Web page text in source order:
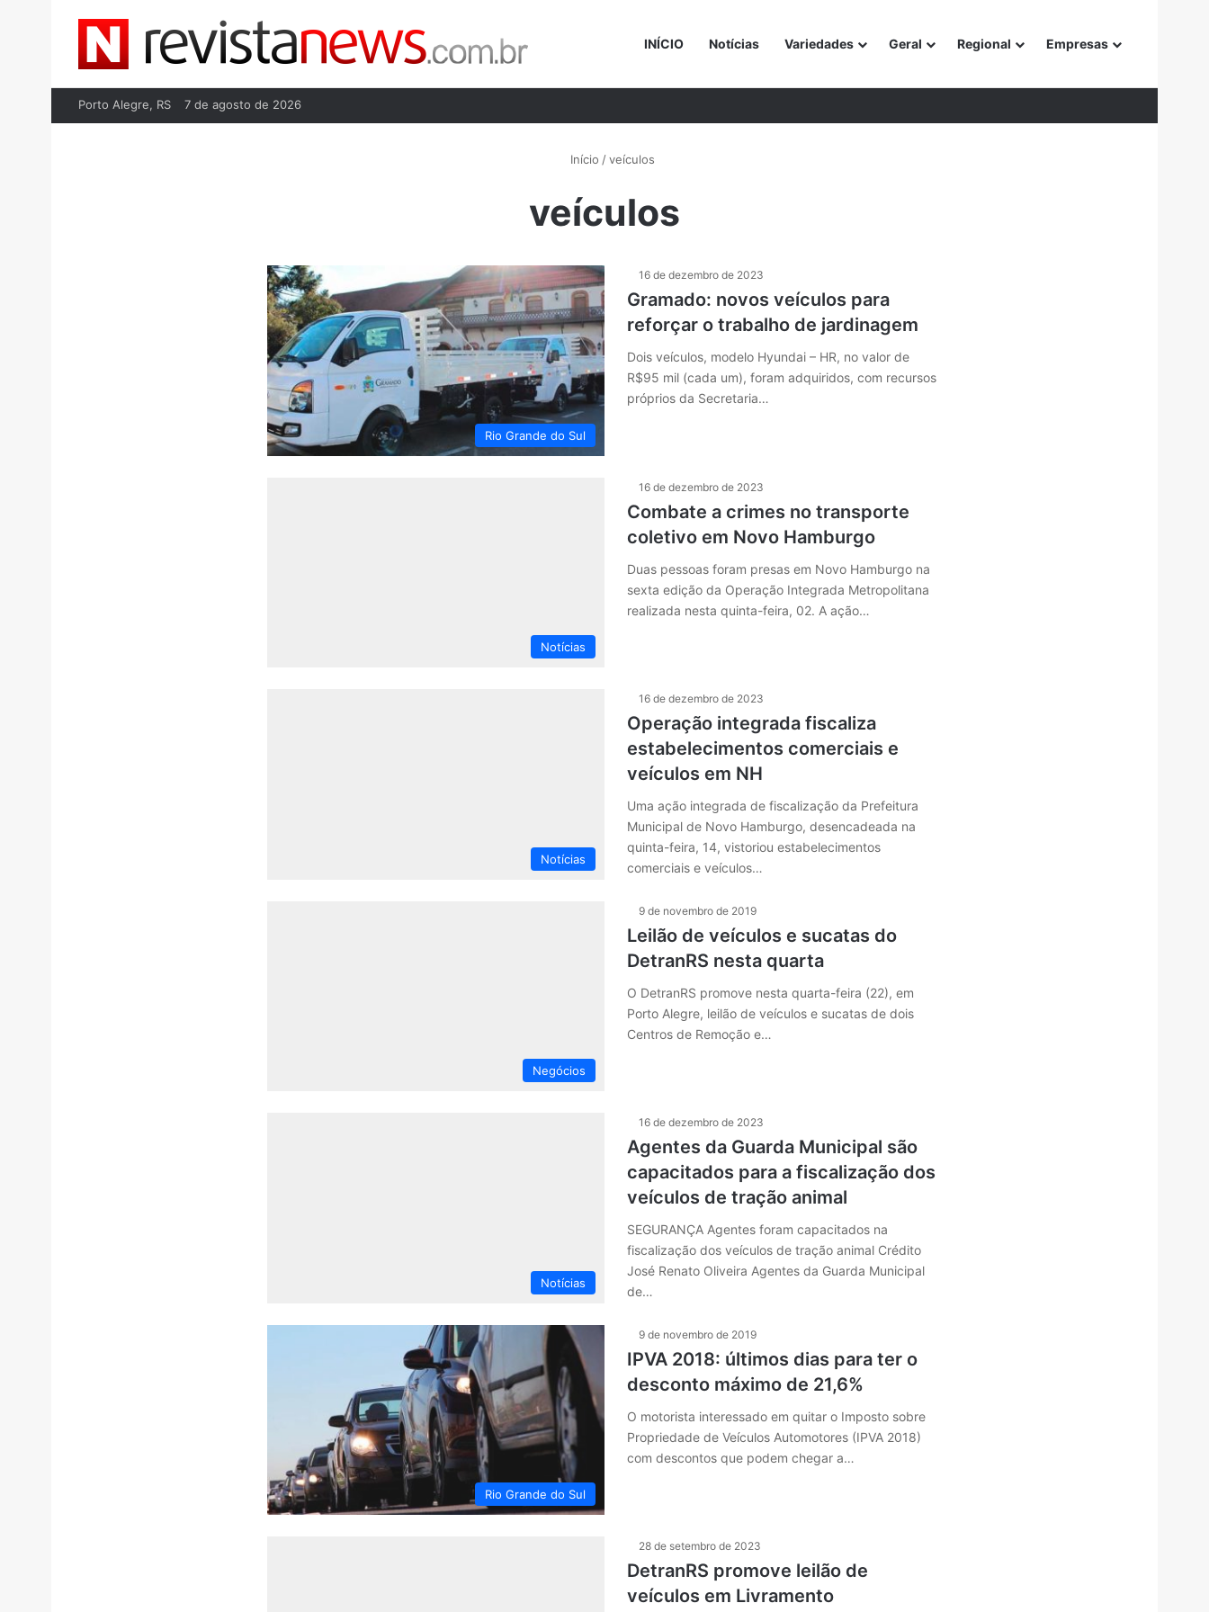
INÍCIO Notícias Variedades Geral Regional Empresas
Porto Alegre, RS 7 de agosto de 2026
Início / veículos
veículos
Rio Grande do Sul
16 de dezembro de 2023
Gramado: novos veículos para
reforçar o trabalho de jardinagem
Dois veículos, modelo Hyundai – HR, no valor de
R$95 mil (cada um), foram adquiridos, com recursos
próprios da Secretaria…
Notícias
16 de dezembro de 2023
Combate a crimes no transporte
coletivo em Novo Hamburgo
Duas pessoas foram presas em Novo Hamburgo na
sexta edição da Operação Integrada Metropolitana
realizada nesta quinta-feira, 02. A ação…
Notícias
16 de dezembro de 2023
Operação integrada fiscaliza
estabelecimentos comerciais e
veículos em NH
Uma ação integrada de fiscalização da Prefeitura
Municipal de Novo Hamburgo, desencadeada na
quinta-feira, 14, vistoriou estabelecimentos
comerciais e veículos…
Negócios
9 de novembro de 2019
Leilão de veículos e sucatas do
DetranRS nesta quarta
O DetranRS promove nesta quarta-feira (22), em
Porto Alegre, leilão de veículos e sucatas de dois
Centros de Remoção e…
Notícias
16 de dezembro de 2023
Agentes da Guarda Municipal são
capacitados para a fiscalização dos
veículos de tração animal
SEGURANÇA Agentes foram capacitados na
fiscalização dos veículos de tração animal Crédito
José Renato Oliveira Agentes da Guarda Municipal
de…
Rio Grande do Sul
9 de novembro de 2019
IPVA 2018: últimos dias para ter o
desconto máximo de 21,6%
O motorista interessado em quitar o Imposto sobre
Propriedade de Veículos Automotores (IPVA 2018)
com descontos que podem chegar a…
28 de setembro de 2023
DetranRS promove leilão de
veículos em Livramento